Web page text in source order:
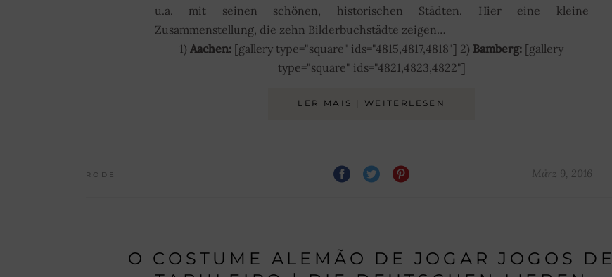
u.a. mit seinen schönen, historischen Städten. Hier eine kleine
Zusammenstellung, die zehn Bilderbuchstädte zeigen…
1)Aachen: [gallery type="square" ids="4815,4817,4818"] 2) Bamberg: [gallery
type="square" ids="4821,4823,4822"]
LER MAIS | WEITERLESEN
RODE März 9, 2016
O COSTUME ALEMÃO DE JOGAR JOGOS DE